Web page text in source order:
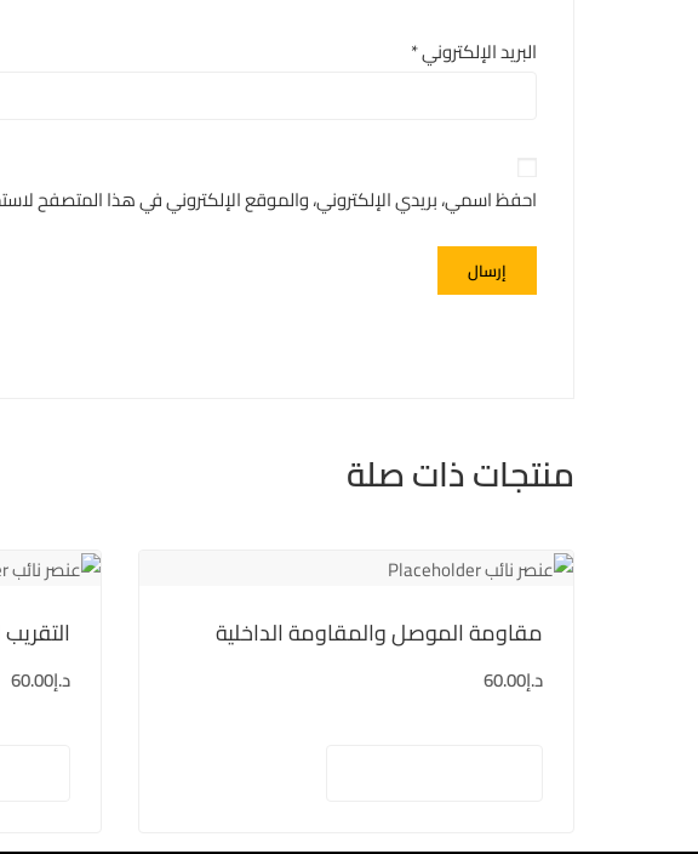
البريد الإلكتروني*
احفظ اسمي، بريدي الإلكتروني، والموقع الإلكتروني في هذا المتصفح
منتجات ذات صلة
مقاومة الموصل والمقاومة الداخلية
د.إ60.00 د.إ60.00